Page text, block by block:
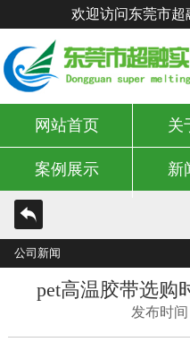
欢迎访问东莞市超
网站首页 关
案例展示 新
公司新闻
pet高温胶带选购
发布时间